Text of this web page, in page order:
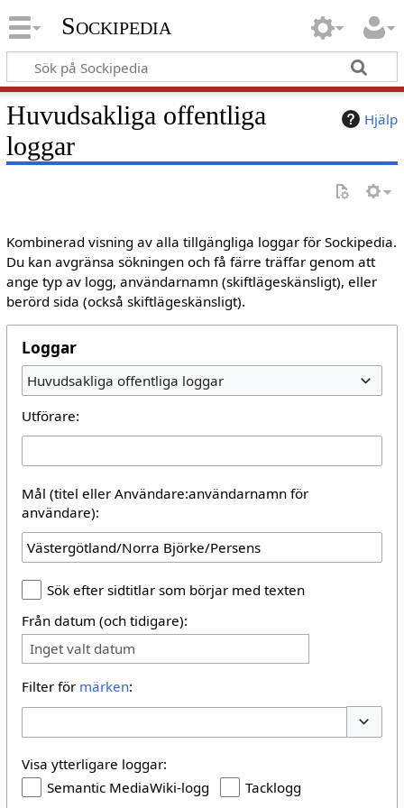
Sockipedia
Hjälp
Huvudsakliga offentliga
loggar
Kombinerad visning av alla tillgängliga loggar för Sockipedia.
Du kan avgränsa sökningen och få färre träffar genom att
ange typ av logg, användarnamn (skiftlägeskänsligt), eller
berörd sida (också skiftlägeskänsligt).
Loggar
Huvudsakliga offentliga loggar
Utförare:
Mål (titel eller Användare:användarnamn för
användare):
Sök efter sidtitlar som börjar med texten
Från datum (och tidigare):
Inget valt datum
Filter för märken:
Visa ytterligare loggar:
Semantic MediaWiki-logg
Tacklogg